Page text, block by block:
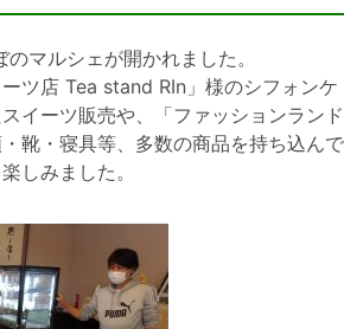
のマルシェが開かれました。
ツ店 Tea stand RIn」様のシフォンケ
イーツ販売や、「ファッションランド
靴・寝具等、多数の商品を持ち込んで
しみました。